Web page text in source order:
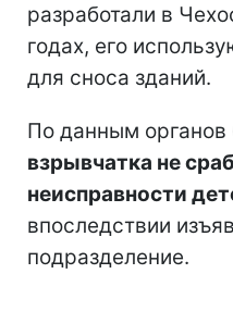
разработали в
годах, его
для сноса зданий.
По данным органов
взрывчатка не
неисправности
впоследствии
подразделение.